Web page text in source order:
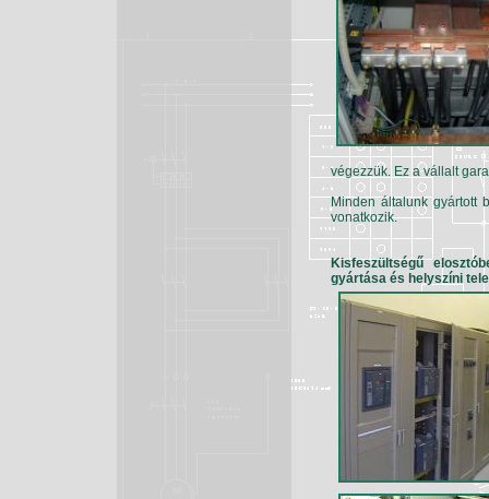
végezzük. Ez a vállalt
Minden általunk gyártott
vonatkozik.
Kisfeszültségű
gyártása és helyszíni